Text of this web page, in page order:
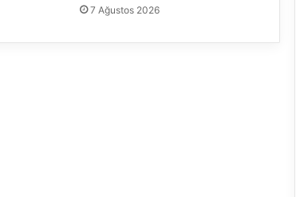
7 Ağustos 2026